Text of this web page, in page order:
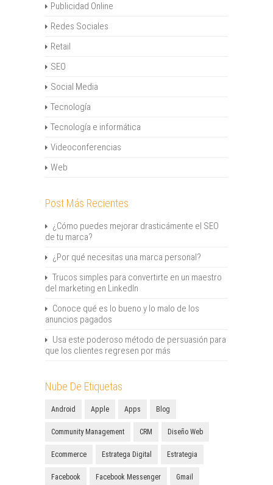
Publicidad Online
Redes Sociales
Retail
SEO
Social Media
Tecnología
Tecnología e informática
Videoconferencias
Web
Post Más Recientes
¿Cómo puedes mejorar drasticámente el SEO
de tu marca?
¿Por qué necesitas una marca personal?
Trucos simples para convertirte en un maestro
del marketing en LinkedIn
Conoce qué es lo bueno y lo malo de los
anuncios pagados
Usa este poderoso método de persuasión para
que los clientes regresen por más
Nube De Etiquetas
Android Apple Apps Blog
Community Management CRM Diseño Web
Ecommerce Estratega Digital Estrategia
Facebook Facebook Messenger Gmail